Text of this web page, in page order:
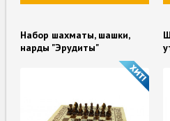
Набор шахматы, шашки,
нарды "Эрудиты"